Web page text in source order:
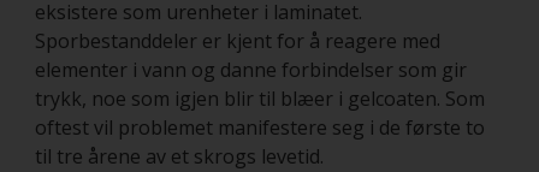
eksistere som urenheter i laminatet.
Sporbestanddeler er kjent for å reagere med
elementer i vann og danne forbindelser som gir
trykk, noe som igjen blir til blæer i gelcoaten. Som
oftest vil problemet manifestere seg i de første to
til tre årene av et skrogs levetid.